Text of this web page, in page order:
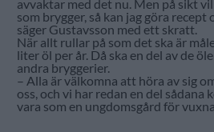
avvaktar med det nu. Men på sikt
som brygger, så kan jag göra
säger Gustavsson med ett skratt.
När allt rullar på som det ska är
liter öl per år. Då ska en del av de
andra bryggerier.
– Alla är välkomna att höra av sig
oss, och vi har redan en del sådana
vara som en ungdomsgård för